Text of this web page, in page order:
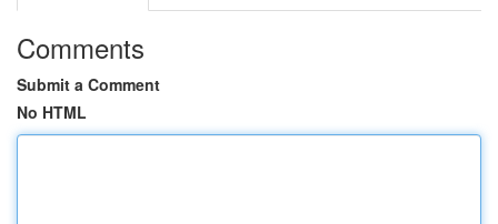
Comments
Submit a Comment
No HTML